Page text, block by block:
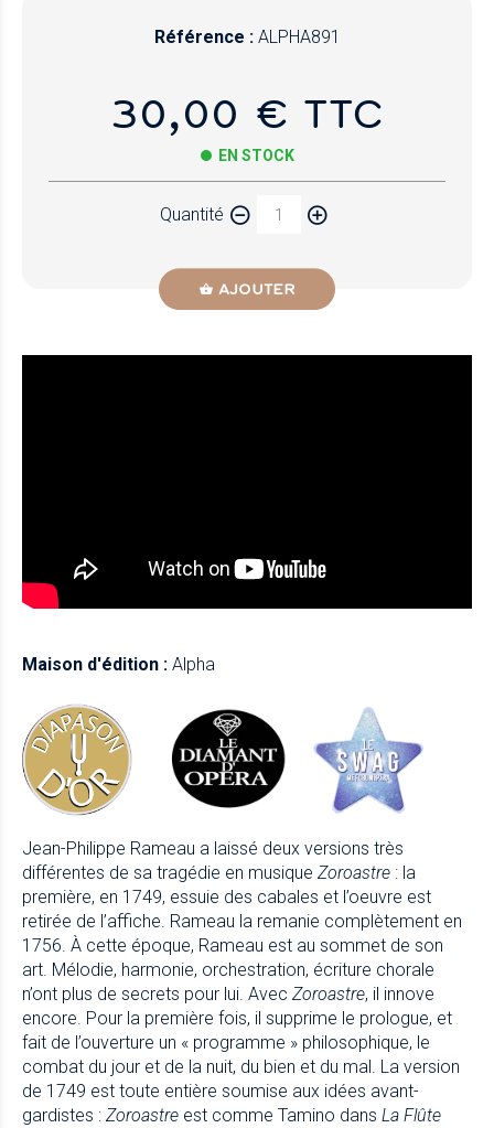
Référence : ALPHA891
30,00 € TTC
EN STOCK
Quantité
AJOUTER
Maison d'édition : Alpha
Jean-Philippe Rameau a laissé deux versions très
différentes de sa tragédie en musique Zoroastre : la
première, en 1749, essuie des cabales et l’oeuvre est
retirée de l’affiche. Rameau la remanie complètement en
1756. À cette époque, Rameau est au sommet de son
art. Mélodie, harmonie, orchestration, écriture chorale
n’ont plus de secrets pour lui. Avec Zoroastre, il innove
encore. Pour la première fois, il supprime le prologue, et
fait de l’ouverture un « programme » philosophique, le
combat du jour et de la nuit, du bien et du mal. La version
de 1749 est toute entière soumise aux idées avant-
gardistes : Zoroastre est comme Tamino dans La Flûte